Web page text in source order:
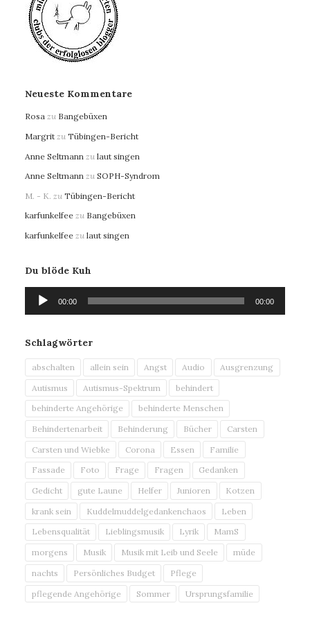
Neueste Kommentare
Rosa zu Bangebüxen
Margrit zu Tübingen-Bericht
Anne Seltmann zu laut singen
Anne Seltmann zu SOPH-Syndrom
M. - K. zu Tübingen-Bericht
karfunkelfee zu Bangebüxen
karfunkelfee zu laut singen
Du blöde Kuh
Audio-
Player
00:00 00:00
Schlagwörter
abschalten allein sein Angst Audio
Ausgrenzung
Autismus
Autismus-Spektrum
behindert
behinderte Angehörige
behinderte Menschen
Behindertenarbeit
Behinderung Bücher
Carsten
Carsten und Wiebke
Corona Essen
Familie
Fassade
Foto Frage Fragen
Gedanken
Gedicht
gute Laune Helfer Junioren
Kotzen
krank sein
Kuddelmuddelgedankenchaos
Leben
Lebensqualität
Lieblingsmusik Lyrik
MamS
morgens
Musik Musik mit Leib und Seele
müde
nachts
Persönliches Budget
Pflege
pflegende Angehörige
Sommer Ursprungsfamilie